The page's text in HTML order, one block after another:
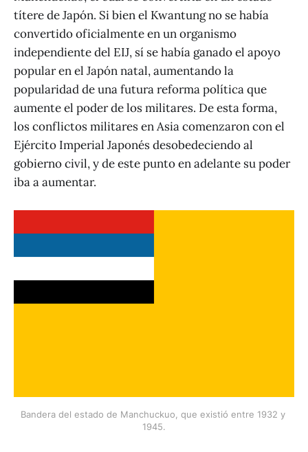
títere de Japón. Si bien el Kwantung no se había
convertido oficialmente en un organismo
independiente del EIJ, sí se había ganado el apoyo
popular en el Japón natal, aumentando la
popularidad de una futura reforma política que
aumente el poder de los militares. De esta forma,
los conflictos militares en Asia comenzaron con el
Ejército Imperial Japonés desobedeciendo al
gobierno civil, y de este punto en adelante su poder
iba a aumentar.
Bandera del estado de Manchuckuo, que existió entre 1932 y
1945.